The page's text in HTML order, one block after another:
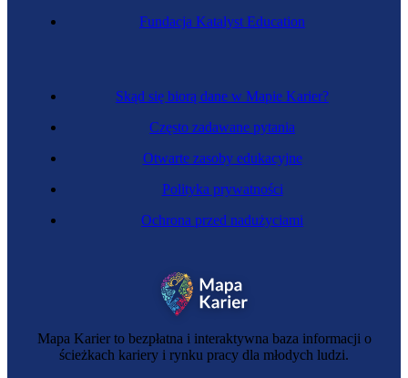
Zawód regulowany
Inżynier energetyczny
Mapa Karier to bezpłatna i interaktywna baza informacji o
ścieżkach kariery i rynku pracy dla młodych ludzi.
Skąd się biorą dane w Mapie Karier?
Często zadawane pytania
Otwarte zasoby edukacyjne
Polityka prywatności
Ochrona przed nadużyciami
Fundacja Katalyst Education